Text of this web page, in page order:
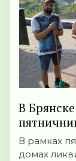
В
В рамках
домах